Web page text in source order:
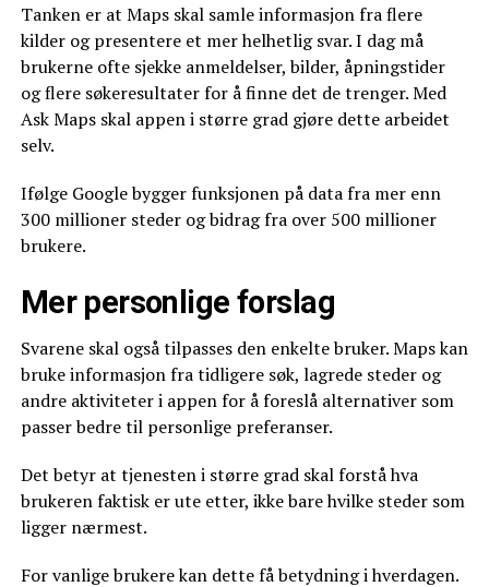
Tanken er at Maps skal samle informasjon fra flere
kilder og presentere et mer helhetlig svar. I dag må
brukerne ofte sjekke anmeldelser, bilder, åpningstider
og flere søkeresultater for å finne det de trenger. Med
Ask Maps skal appen i større grad gjøre dette arbeidet
selv.
Ifølge Google bygger funksjonen på data fra mer enn
300 millioner steder og bidrag fra over 500 millioner
brukere.
Mer personlige forslag
Svarene skal også tilpasses den enkelte bruker. Maps kan
bruke informasjon fra tidligere søk, lagrede steder og
andre aktiviteter i appen for å foreslå alternativer som
passer bedre til personlige preferanser.
Det betyr at tjenesten i større grad skal forstå hva
brukeren faktisk er ute etter, ikke bare hvilke steder som
ligger nærmest.
For vanlige brukere kan dette få betydning i hverdagen.